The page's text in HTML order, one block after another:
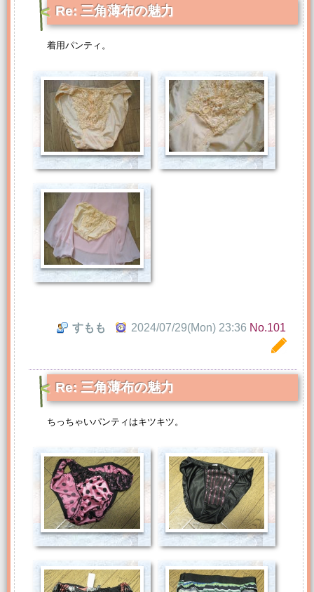
Re: 三角薄布の魅力
着用パンティ。
すもも 2024/07/29(Mon) 23:36 No.101
Re: 三角薄布の魅力
ちっちゃいパンティはキツキツ。